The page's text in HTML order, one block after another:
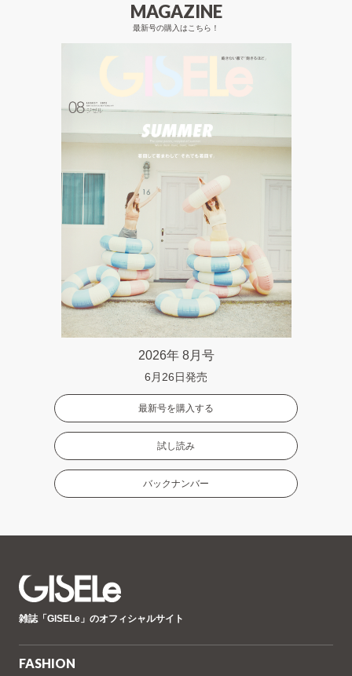
MAGAZINE
最新号の購入はこちら！
2026年 8月号
6月26日発売
最新号を購入する
試し読み
バックナンバー
ゼ
雑誌「GISELe」のオフィシャルサイト
FASHION